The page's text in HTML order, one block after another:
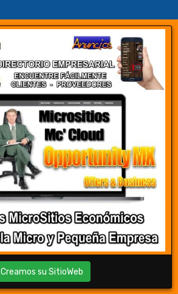
Creamos su SitioWeb